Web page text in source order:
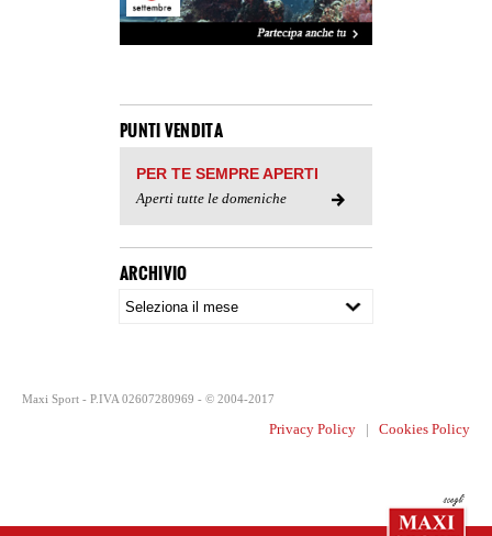
PUNTI VENDITA
PER TE SEMPRE APERTI
Aperti tutte le domeniche
ARCHIVIO
Maxi Sport - P.IVA 02607280969 - © 2004-2017
Privacy Policy| Cookies Policy